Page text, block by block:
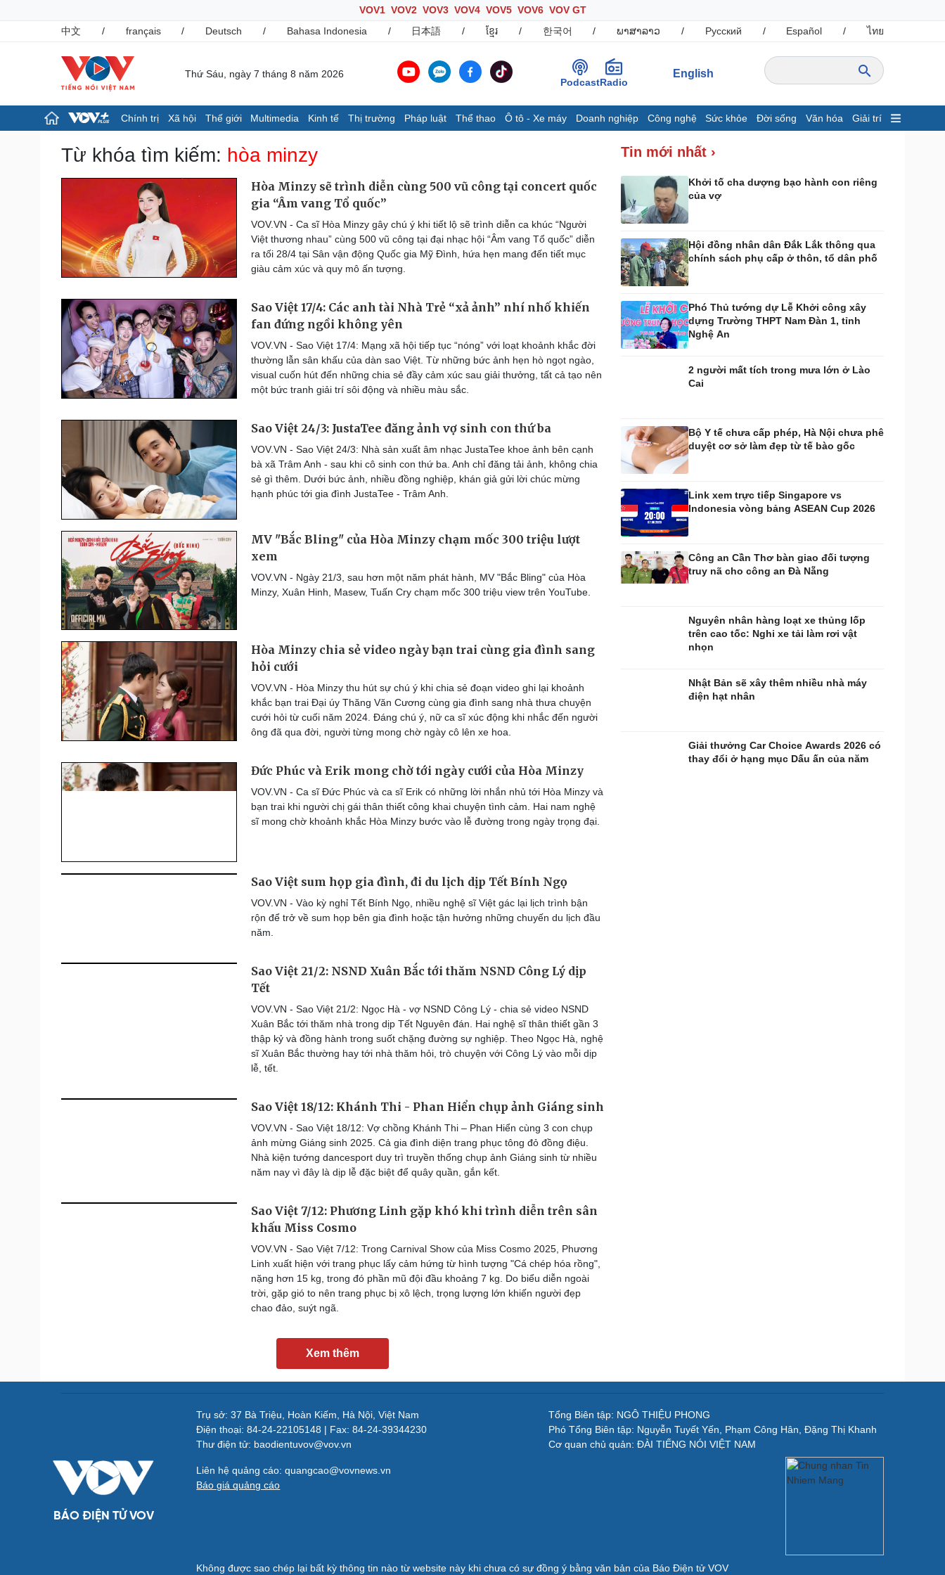
VOV1 VOV2 VOV3 VOV4 VOV5 VOV6 VOV GT
中文
/ français / Deutsch / Bahasa Indonesia / 日本語 / ខ្មែរ / 한국어 / ພາສາລາວ / Русский / Español / ไทย
Thứ Sáu, ngày 7 tháng 8 năm 2026
PodcastRadio
English
Chính trị Xã hội Thế giới Multimedia Kinh tế Thị trường Pháp luật Thể thao Ô tô - Xe máy Doanh nghiệp Công nghệ Sức khỏe Đời sống Văn hóa Giải trí
Chính trị
Tổ chức nhân sự
Nhận diện sự thật
Xã hội
Giáo dục
Dự báo thời tiết
Dấu ấn VOV
Việc làm
Biển đảo
Cuộc sống đó đây
Hồ sơ
Video
E-Magazine
Kinh tế
Khởi nghiệp
Tiêu dùng
Pháp luật
Tin nóng
Tư vấn luật
Thể thao
Bóng đá quốc tế
Bóng đá Việt Nam
Thế giới thể thao
Lịch thi đấu bóng đá
eSports
Hậu trường
Ô tô - Xe máy
Tư vấn
Doanh nhân
Công nghệ
Sành điệu
Trải nghiệm
Chuyển đổi số
Sức khỏe
Sản phụ khoa
Nhi khoa
Phòng mạch online
Tình yêu - Gia đình
Sân khấu - Điện ảnh
Văn học
Âm nhạc
Di sản
Nghệ sĩ
Thời trang
Sao Việt
Tư vấn
Săn Tour
check-in
Vũ khí
Việt Nam
Phân tích
Từ khóa tìm kiếm: hòa minzy
Hòa Minzy sẽ trình diễn cùng 500 vũ công tại concert quốc
gia “Âm vang Tổ quốc”
VOV.VN - Ca sĩ Hòa Minzy gây chú ý khi tiết lộ sẽ trình diễn ca khúc “Người
Việt thương nhau” cùng 500 vũ công tại đại nhạc hội “Âm vang Tổ quốc” diễn
ra tối 28/4 tại Sân vận động Quốc gia Mỹ Đình, hứa hẹn mang đến tiết mục
giàu cảm xúc và quy mô ấn tượng.
Sao Việt 17/4: Các anh tài Nhà Trẻ “xả ảnh” nhí nhố khiến
fan đứng ngồi không yên
VOV.VN - Sao Việt 17/4: Mạng xã hội tiếp tục “nóng” với loạt khoảnh khắc đời
thường lẫn sân khấu của dàn sao Việt. Từ những bức ảnh hẹn hò ngọt ngào,
visual cuốn hút đến những chia sẻ đầy cảm xúc sau giải thưởng, tất cả tạo nên
một bức tranh giải trí sôi động và nhiều màu sắc.
Sao Việt 24/3: JustaTee đăng ảnh vợ sinh con thứ ba
VOV.VN - Sao Việt 24/3: Nhà sản xuất âm nhạc JustaTee khoe ảnh bên cạnh
bà xã Trâm Anh - sau khi cô sinh con thứ ba. Anh chỉ đăng tải ảnh, không chia
sẻ gì thêm. Dưới bức ảnh, nhiều đồng nghiệp, khán giả gửi lời chúc mừng
hạnh phúc tới gia đình JustaTee - Trâm Anh.
MV "Bắc Bling" của Hòa Minzy chạm mốc 300 triệu lượt
xem
VOV.VN - Ngày 21/3, sau hơn một năm phát hành, MV "Bắc Bling" của Hòa
Minzy, Xuân Hinh, Masew, Tuấn Cry chạm mốc 300 triệu view trên YouTube.
Hòa Minzy chia sẻ video ngày bạn trai cùng gia đình sang
hỏi cưới
VOV.VN - Hòa Minzy thu hút sự chú ý khi chia sẻ đoạn video ghi lại khoảnh
khắc bạn trai Đại úy Thăng Văn Cương cùng gia đình sang nhà thưa chuyện
cưới hỏi từ cuối năm 2024. Đáng chú ý, nữ ca sĩ xúc động khi nhắc đến người
ông đã qua đời, người từng mong chờ ngày cô lên xe hoa.
Đức Phúc và Erik mong chờ tới ngày cưới của Hòa Minzy
VOV.VN - Ca sĩ Đức Phúc và ca sĩ Erik có những lời nhắn nhủ tới Hòa Minzy và
bạn trai khi người chị gái thân thiết công khai chuyện tình cảm. Hai nam nghệ
sĩ mong chờ khoảnh khắc Hòa Minzy bước vào lễ đường trong ngày trọng đại.
Sao Việt sum họp gia đình, đi du lịch dịp Tết Bính Ngọ
VOV.VN - Vào kỳ nghỉ Tết Bính Ngọ, nhiều nghệ sĩ Việt gác lại lịch trình bận
rộn để trở về sum họp bên gia đình hoặc tận hưởng những chuyến du lịch đầu
năm.
Sao Việt 21/2: NSND Xuân Bắc tới thăm NSND Công Lý dịp
Tết
VOV.VN - Sao Việt 21/2: Ngọc Hà - vợ NSND Công Lý - chia sẻ video NSND
Xuân Bắc tới thăm nhà trong dịp Tết Nguyên đán. Hai nghệ sĩ thân thiết gần 3
thập kỷ và đồng hành trong suốt chặng đường sự nghiệp. Theo Ngọc Hà, nghệ
sĩ Xuân Bắc thường hay tới nhà thăm hỏi, trò chuyện với Công Lý vào mỗi dịp
lễ, tết.
Sao Việt 18/12: Khánh Thi - Phan Hiển chụp ảnh Giáng sinh
VOV.VN - Sao Việt 18/12: Vợ chồng Khánh Thi – Phan Hiển cùng 3 con chụp
ảnh mừng Giáng sinh 2025. Cả gia đình diện trang phục tông đỏ đồng điệu.
Nhà kiện tướng dancesport duy trì truyền thống chụp ảnh Giáng sinh từ nhiều
năm nay vì đây là dịp lễ đặc biệt để quây quần, gắn kết.
Sao Việt 7/12: Phương Linh gặp khó khi trình diễn trên sân
khấu Miss Cosmo
VOV.VN - Sao Việt 7/12: Trong Carnival Show của Miss Cosmo 2025, Phương
Linh xuất hiện với trang phục lấy cảm hứng từ hình tượng "Cá chép hóa rồng",
nặng hơn 15 kg, trong đó phần mũ đội đầu khoảng 7 kg. Do biểu diễn ngoài
trời, gặp gió to nên trang phục bị xô lệch, trọng lượng lớn khiến người đẹp
chao đảo, suýt ngã.
Xem thêm
Tin mới nhất ›
Khởi tố cha dượng bạo hành con riêng
của vợ
Hội đồng nhân dân Đắk Lắk thông qua
chính sách phụ cấp ở thôn, tổ dân phố
Phó Thủ tướng dự Lễ Khởi công xây
dựng Trường THPT Nam Đàn 1, tỉnh
Nghệ An
2 người mất tích trong mưa lớn ở Lào
Cai
Bộ Y tế chưa cấp phép, Hà Nội chưa phê
duyệt cơ sở làm đẹp từ tế bào gốc
Link xem trực tiếp Singapore vs
Indonesia vòng bảng ASEAN Cup 2026
Công an Cần Thơ bàn giao đối tượng
truy nã cho công an Đà Nẵng
Nguyên nhân hàng loạt xe thủng lốp
trên cao tốc: Nghi xe tải làm rơi vật
nhọn
Nhật Bản sẽ xây thêm nhiều nhà máy
điện hạt nhân
Giải thưởng Car Choice Awards 2026 có
thay đổi ở hạng mục Dấu ấn của năm
BÁO ĐIỆN TỬ VOV
Trụ sở: 37 Bà Triệu, Hoàn Kiếm, Hà Nội, Việt Nam
Điện thoại: 84-24-22105148 | Fax: 84-24-39344230
Thư điện tử: baodientuvov@vov.vn
Liên hệ quảng cáo: quangcao@vovnews.vn
Báo giá quảng cáo
Tổng Biên tập: NGÔ THIỆU PHONG
Phó Tổng Biên tập: Nguyễn Tuyết Yến, Phạm Công Hân, Đặng Thị Khanh
Cơ quan chủ quản: ĐÀI TIẾNG NÓI VIỆT NAM
Không được sao chép lại bất kỳ thông tin nào từ website này khi chưa có sự đồng ý bằng văn bản của Báo Điện tử VOV